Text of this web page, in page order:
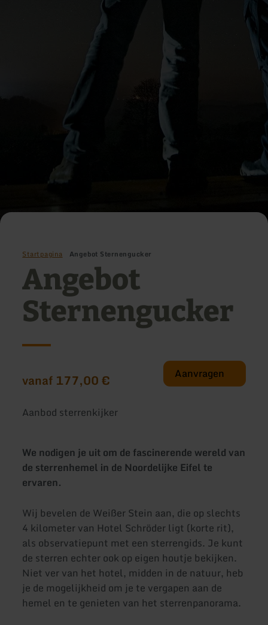
Startpagina Angebot Sternengucker
Angebot
Sternengucker
vanaf 177,00 € Aanvragen
Aanbod sterrenkijker
We nodigen je uit om de fascinerende wereld van
de sterrenhemel in de Noordelijke Eifel te
ervaren.
Wij bevelen de Weißer Stein aan, die op slechts
4 kilometer van Hotel Schröder ligt (korte rit),
als observatiepunt met een sterrengids. Je kunt
de sterren echter ook op eigen houtje bekijken.
Niet ver van het hotel, midden in de natuur, heb
je de mogelijkheid om je te vergapen aan de
hemel en te genieten van het sterrenpanorama.